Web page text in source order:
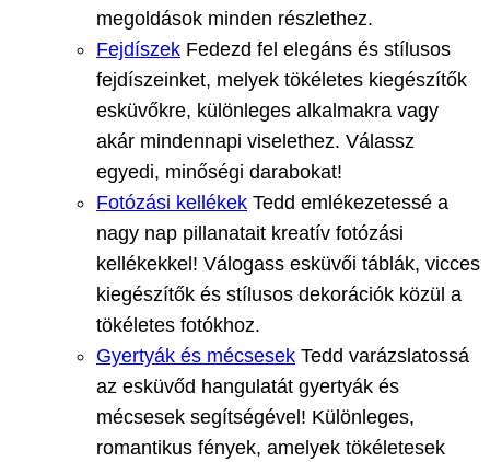
megoldások minden részlethez.
Fejdíszek Fedezd fel elegáns és stílusos
fejdíszeinket, melyek tökéletes kiegészítők
esküvőkre, különleges alkalmakra vagy
akár mindennapi viselethez. Válassz
egyedi, minőségi darabokat!
Fotózási kellékek Tedd emlékezetessé a
nagy nap pillanatait kreatív fotózási
kellékekkel! Válogass esküvői táblák, vicces
kiegészítők és stílusos dekorációk közül a
tökéletes fotókhoz.
Gyertyák és mécsesek Tedd varázslatossá
az esküvőd hangulatát gyertyák és
mécsesek segítségével! Különleges,
romantikus fények, amelyek tökéletesek